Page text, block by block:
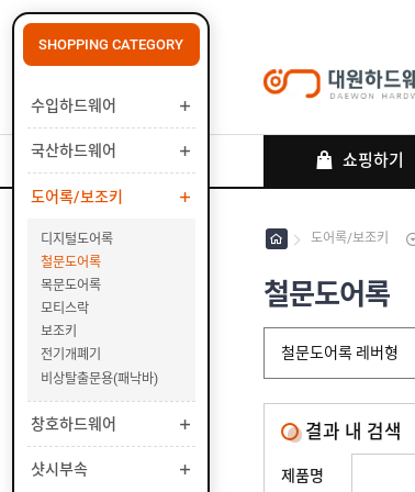
쇼핑하기
SHOPPING CATEGORY
수입하드웨어
국산하드웨어
도어록/보조키
디지털도어록
철문도어록
목문도어록
모티스락
보조키
전기개폐기
비상탈출문용(패낙바)
창호하드웨어
샷시부속
도어록/보조키
철문도어록
철문도어록 레버형
결과 내 검색
제품명
로그인
회원가입
마이페이지
배송조회
수
입
하
드
웨
어
국
산
하
드
웨
어
도
어
록
보
조
디
지
도